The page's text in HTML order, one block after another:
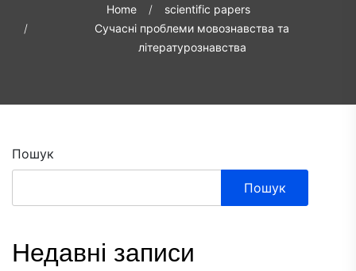
Home
scientific papers
Сучасні проблеми мовознавства та
літературознавства
Пошук
Пошук
Недавні записи